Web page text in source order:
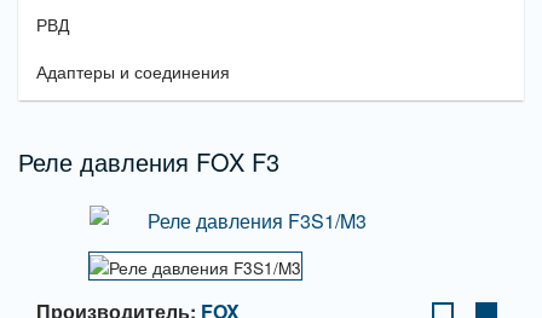
РВД
Адаптеры и соединения
Реле давления FOX F3
Производитель: FOX